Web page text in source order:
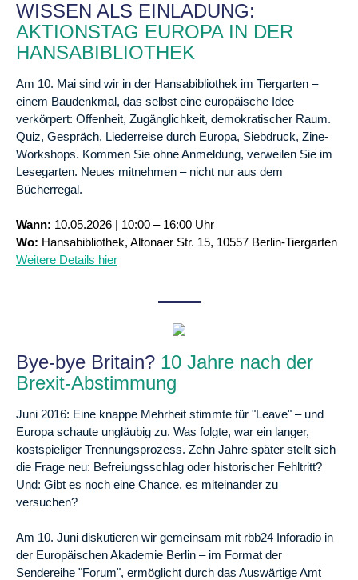
WISSEN ALS EINLADUNG:
AKTIONSTAG EUROPA IN DER
HANSABIBLIOTHEK
Am 10. Mai sind wir in der Hansabibliothek im Tiergarten –
einem Baudenkmal, das selbst eine europäische Idee
verkörpert: Offenheit, Zugänglichkeit, demokratischer Raum.
Quiz, Gespräch, Liederreise durch Europa, Siebdruck, Zine-
Workshops. Kommen Sie ohne Anmeldung, verweilen Sie im
Lesegarten. Neues mitnehmen – nicht nur aus dem
Bücherregal.
Wann: 10.05.2026 | 10:00 – 16:00 Uhr
Wo: Hansabibliothek, Altonaer Str. 15, 10557 Berlin-Tiergarten
Weitere Details hier
Bye-bye Britain? 10 Jahre nach der
Brexit-Abstimmung
Juni 2016: Eine knappe Mehrheit stimmte für "Leave" – und
Europa schaute ungläubig zu. Was folgte, war ein langer,
kostspieliger Trennungsprozess. Zehn Jahre später stellt sich
die Frage neu: Befreiungsschlag oder historischer Fehltritt?
Und: Gibt es noch eine Chance, es miteinander zu
versuchen?
Am 10. Juni diskutieren wir gemeinsam mit rbb24 Inforadio in
der Europäischen Akademie Berlin – im Format der
Sendereihe "Forum", ermöglicht durch das Auswärtige Amt